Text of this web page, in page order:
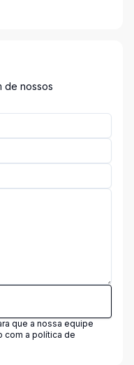
de nossos
que a nossa equipe
com a política de